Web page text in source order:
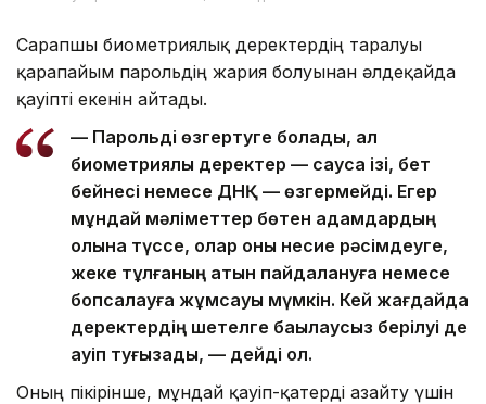
Сарапшы биометриялық деректердің таралуы
қарапайым парольдің жария болуынан әлдеқайда
қауіпті екенін айтады.
— Парольді өзгертуге болады, ал
биометриялық деректер — саусақ ізі, бет
бейнесі немесе ДНҚ — өзгермейді. Егер
мұндай мәліметтер бөтен адамдардың
қолына түссе, олар оны несие рәсімдеуге,
жеке тұлғаның атын пайдалануға немесе
бопсалауға жұмсауы мүмкін. Кей жағдайда
деректердің шетелге бақылаусыз берілуі де
қауіп туғызады, — дейді ол.
Оның пікірінше, мұндай қауіп-қатерді азайту үшін